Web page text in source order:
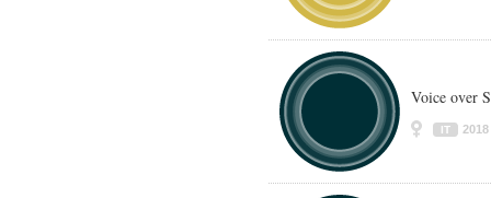
Voice over
IT 2018